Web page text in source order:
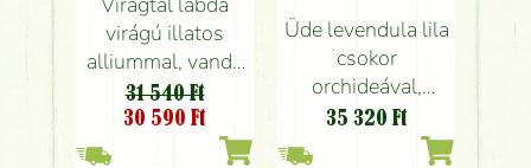
virágú illatos
alliummal, vanda
orchideákkal
31 540 Ft
30 590 Ft
Üde levendula lila
csokor
orchideával,
angol rózsával
35 320 Ft